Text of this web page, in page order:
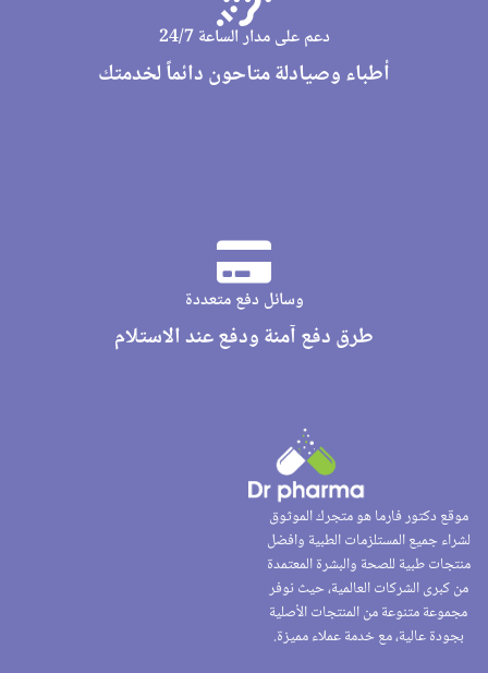
دعم على مدار الساعة 24/7
أطباء وصيادلة متاحون دائماً لخدمتك
وسائل دفع متعددة
طرق دفع آمنة ودفع عند الاستلام
موقع دكتور فارما هو متجرك الموثوق
لشراء جميع المستلزمات الطبية وافضل
منتجات طبية للصحة والبشرة المعتمدة
من كبرى الشركات العالمية، حيث نوفر
مجموعة متنوعة من المنتجات الأصلية
بجودة عالية، مع خدمة عملاء مميزة.